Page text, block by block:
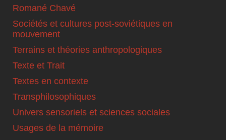
Romané Chavé
Sociétés et cultures post-soviétiques en
mouvement
Terrains et théories anthropologiques
Texte et Trait
Textes en contexte
Transphilosophiques
Univers sensoriels et sciences sociales
Usages de la mémoire